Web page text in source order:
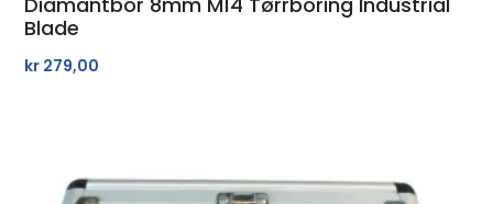
Blade
kr 279,00